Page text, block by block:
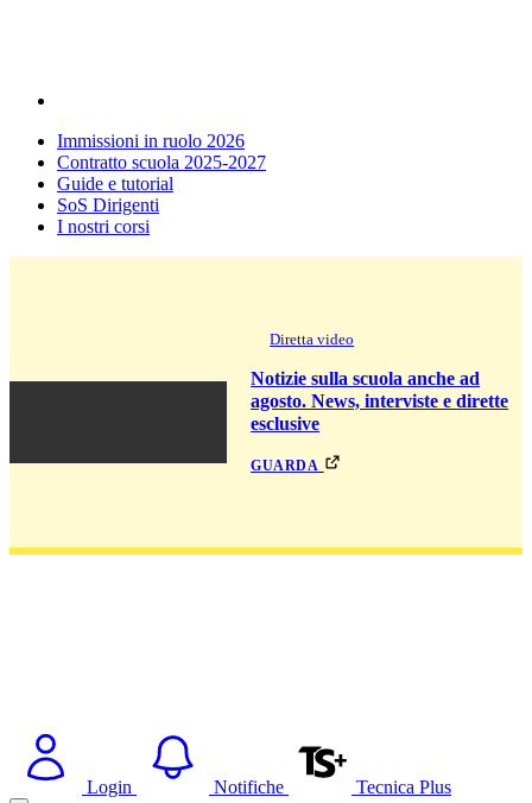
Immissioni in ruolo 2026
Contratto scuola 2025-2027
Guide e tutorial
SoS Dirigenti
I nostri corsi
Diretta video
Notizie sulla scuola anche ad
agosto. News, interviste e dirette
esclusive
guarda
Login Notifiche Tecnica Plus